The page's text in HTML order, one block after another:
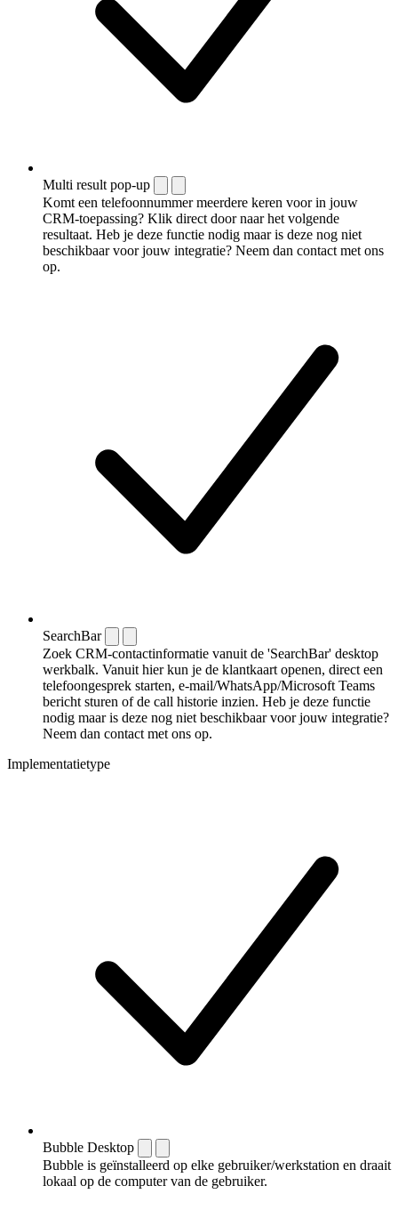
Multi result pop-up
Komt een telefoonnummer meerdere keren voor in jouw
CRM-toepassing? Klik direct door naar het volgende
resultaat. Heb je deze functie nodig maar is deze nog niet
beschikbaar voor jouw integratie? Neem dan contact met ons
op.
SearchBar
Zoek CRM-contactinformatie vanuit de 'SearchBar' desktop
werkbalk. Vanuit hier kun je de klantkaart openen, direct een
telefoongesprek starten, e-mail/WhatsApp/Microsoft Teams
bericht sturen of de call historie inzien. Heb je deze functie
nodig maar is deze nog niet beschikbaar voor jouw integratie?
Neem dan contact met ons op.
Implementatietype
Bubble Desktop
Bubble is geïnstalleerd op elke gebruiker/werkstation en draait
lokaal op de computer van de gebruiker.